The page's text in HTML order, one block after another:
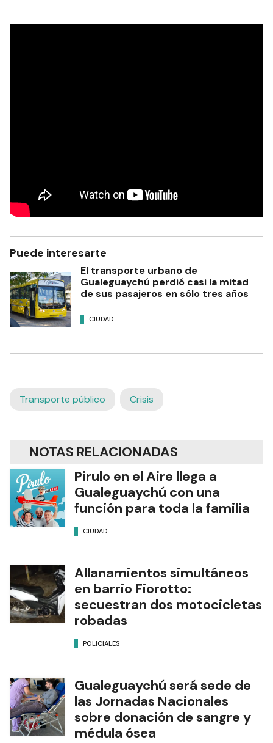
Puede interesarte
El transporte urbano de
Gualeguaychú perdió casi la mitad
de sus pasajeros en sólo tres años
CIUDAD
Transporte público Crisis
NOTAS RELACIONADAS
Pirulo en el Aire llega a
Gualeguaychú con una
función para toda la familia
CIUDAD
Allanamientos simultáneos
en barrio Fiorotto:
secuestran dos motocicletas
robadas
POLICIALES
Gualeguaychú será sede de
las Jornadas Nacionales
sobre donación de sangre y
médula ósea